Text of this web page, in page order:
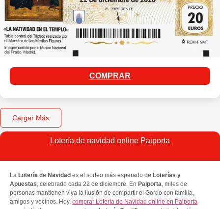
COMPRAR
Cargar Más
Lotería de navidad online Paiporta
La Lotería de Navidad es el sorteo más esperado de Loterías y
Apuestas, celebrado cada 22 de diciembre. En Paiporta, miles de
personas mantienen viva la ilusión de compartir el Gordo con familia,
amigos y vecinos. Hoy, comprar Lotería de Navidad online en Paiporta